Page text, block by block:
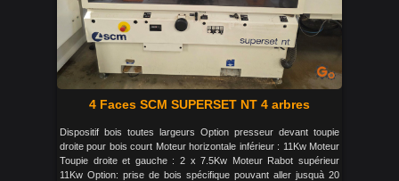
4 Faces SCM SUPERSET NT 4 arbres
Dispositif bois toutes largeurs Option presseur devant toupie
droite pour bois court Moteur horizontale inférieur : 11Kw Moteur
Toupie droite et gauche : 2 x 7.5Kw Moteur Rabot supérieur
11Kw Option: prise de bois spécifique pouvant aller jusquà 20